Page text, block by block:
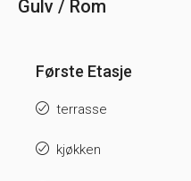
Gulv / Rom
Første Etasje
terrasse
kjøkken